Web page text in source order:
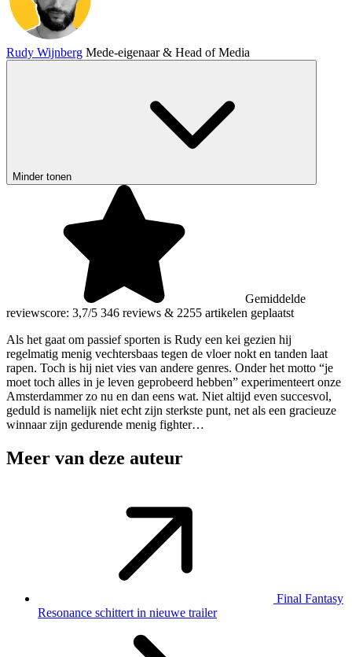
Rudy Wijnberg Mede-eigenaar & Head of Media
Minder tonen
Gemiddelde
reviewscore: 3,7/5 346 reviews & 2255 artikelen geplaatst
Als het gaat om passief sporten is Rudy een kei gezien hij
regelmatig menig vechtersbaas tegen de vloer nokt en tanden laat
rapen. Toch is hij niet vies van andere genres. Onder het motto “je
moet toch alles in je leven geprobeerd hebben” experimenteert onze
Amsterdammer zo nu en dan eens wat. Niet altijd even succesvol,
geduld is namelijk niet echt zijn sterkste punt, net als een gracieuze
winnaar zijn gedurende menig fighter…
Meer van deze auteur
Final Fantasy
Resonance schittert in nieuwe trailer